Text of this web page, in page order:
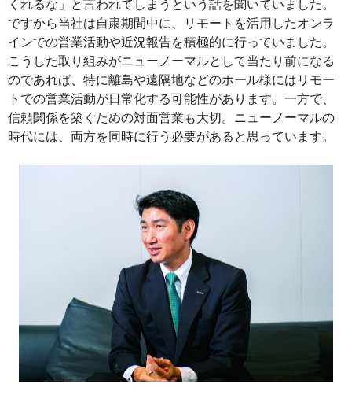
くれるな」と言われてしまうという話を聞いていました。
ですから当社は自粛期間中に、リモートを活用したオンラ
インでの営業活動や近況報告を積極的に行っていました。
こうした取り組みがニューノーマルとして当たり前になる
のであれば、特に離島や遠隔地などのホール様にはリモー
トでの営業活動が日常化する可能性があります。一方で、
信頼関係を築くための対面営業も大切。ニューノーマルの
時代には、両方を同時に行う必要があると思っています。